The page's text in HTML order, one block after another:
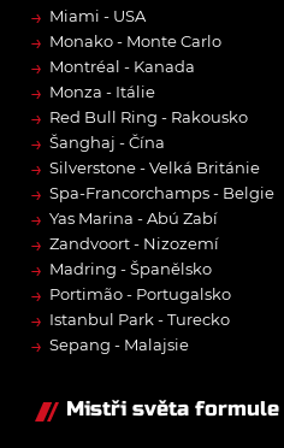
→ Miami - USA
→ Monako - Monte Carlo
→ Montréal - Kanada
→ Monza - Itálie
→ Red Bull Ring - Rakousko
→ Šanghaj - Čína
→ Silverstone - Velká Británie
→ Spa-Francorchamps - Belgie
→ Yas Marina - Abú Zabí
→ Zandvoort - Nizozemí
→ Madring - Španělsko
→ Portimão - Portugalsko
→ Istanbul Park - Turecko
→ Sepang - Malajsie
Mistři světa formule